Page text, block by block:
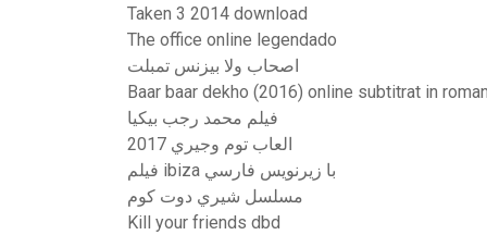
Taken 3 2014 download
The office online legendado
اصحاب ولا بيزنس تمبلت
Baar baar dekho (2016) online subtitrat in
فيلم محمد رجب بيكيا
العاب توم وجيري 2017
فيلم ibiza با زيرنويس فارسي
مسلسل شيري دوت كوم
Kill your friends dbd